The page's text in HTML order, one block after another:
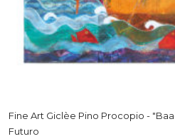
Fine Art Giclèe Pino Procopio -
Futuro